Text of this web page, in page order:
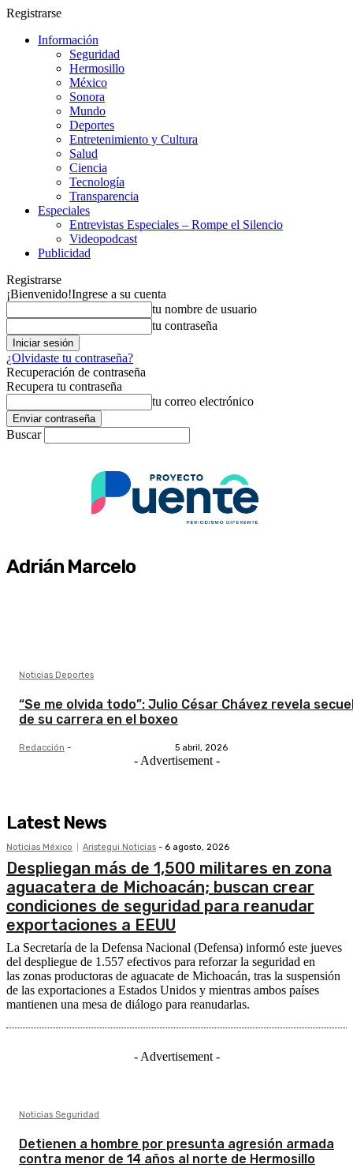
Registrarse
Información
Seguridad
Hermosillo
México
Sonora
Mundo
Deportes
Entretenimiento y Cultura
Salud
Ciencia
Tecnología
Transparencia
Especiales
Entrevistas Especiales – Rompe el Silencio
Videopodcast
Publicidad
Registrarse
¡Bienvenido!Ingrese a su cuenta
tu nombre de usuario
tu contraseña
¿Olvidaste tu contraseña?
Recuperación de contraseña
Recupera tu contraseña
tu correo electrónico
Buscar
Adrián Marcelo
Noticias Deportes
“Se me olvida todo”: Julio César Chávez revela
de su carrera en el boxeo
Redacción - 5 abril, 2026
- Advertisement -
Latest News
Noticias México Aristegui Noticias - 6 agosto, 2026
Despliegan más de 1,500 militares en zona
aguacatera de Michoacán; buscan crear
condiciones de seguridad para reanudar
exportaciones a EEUU
La Secretaría de la Defensa Nacional (Defensa) informó este jueves
del despliegue de 1.557 efectivos para reforzar la seguridad en
las zonas productoras de aguacate de Michoacán, tras la suspensión
de las exportaciones a Estados Unidos y mientras ambos países
mantienen una mesa de diálogo para reanudarlas.
- Advertisement -
Noticias Seguridad
Detienen a hombre por presunta agresión armada
contra menor de 14 años al norte de Hermosillo